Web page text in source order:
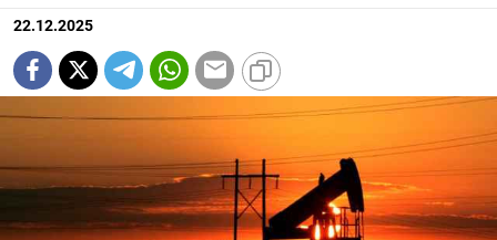
22.12.2025